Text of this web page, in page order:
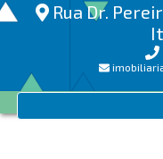
Rua Dr.